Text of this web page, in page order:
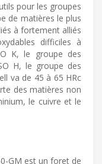
pour les groupes
de matières le plus
à fortement alliés
difficiles à
K, le groupe des
H, le groupe des
va de 45 à 65 HRc
des matières non
le cuivre et le
GM est un foret de